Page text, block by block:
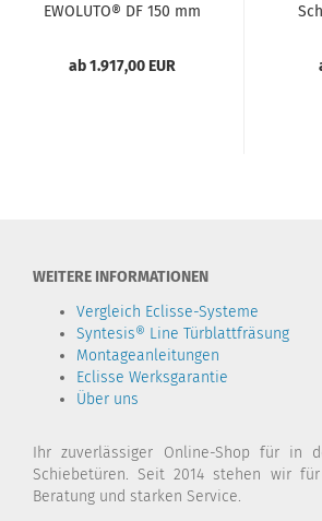
EWOLUTO® DF 150 mm
ab 1.917,00 EUR
WEITERE INFORMATIONEN
Vergleich Eclisse-Systeme
Syntesis® Line Türblattfräsung
Montageanleitungen
Eclisse Werksgarantie
Über uns
Ihr zuverlässiger Online-Shop für in
Schiebetüren. Seit 2014 stehen wir
Beratung und starken Service.